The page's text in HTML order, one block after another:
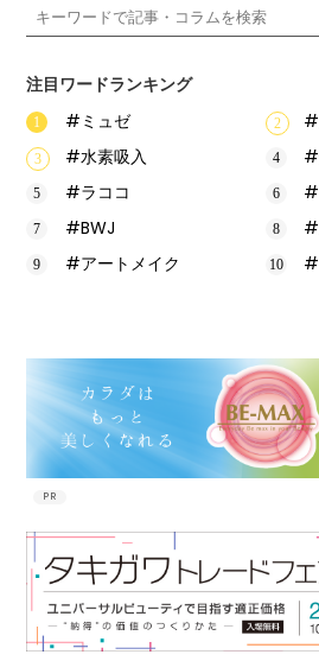
注目ワードランキング
#ミュゼ
#
#水素吸入
#
#ラココ
#
#BWJ
#
#アートメイク
#
PR